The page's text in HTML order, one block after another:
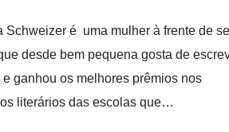
Schweizer é uma mulher à frente de
desde bem pequena gosta de
e ganhou os melhores prêmios nos
literários das escolas que…